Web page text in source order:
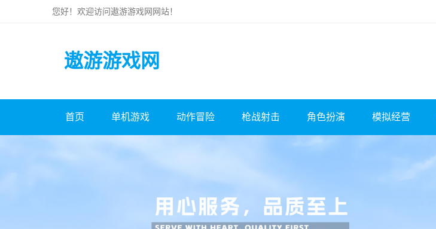
您好！欢迎访问遨游游戏网 网站！
遨游游戏网
首页 单机游戏 动作冒险 枪战射击 角色扮演 模拟经营